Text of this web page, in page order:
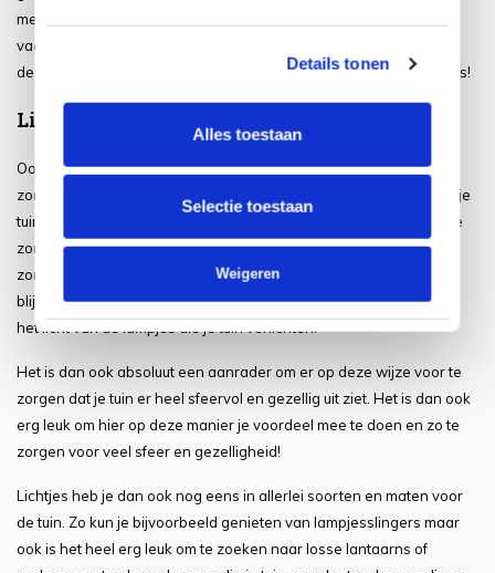
Details tonen
Alles toestaan
Selectie toestaan
Weigeren
mee doen. Aan het einde van de zomer zijn je gewassen dan ook
vaak klaar om geoogst te worden en kun jij dus ook nog heel lang
de heerlijke smaken van de zomer proeven. Als dat geen feestje is!
Lichtjes voor de gezelligheid
Ook de echte sfeerverlichting mag niet ontbreken in een tuin in
zomerse sferen. Ze geven dan ook vaak net dat beetje extra aan je
tuin wat je dus niet wil missen. Het is dan ook heerlijk om juist in de
zomer te genieten van deze lichtjes en zo dus een heerlijke lange
zomeravond te beleven. Je kan op deze wijze dan ook tot laat
blijven zitten buiten en de ondergaande zon gaat gewoon over in
het licht van de lampjes die je tuin verlichten.
Het is dan ook absoluut een aanrader om er op deze wijze voor te
zorgen dat je tuin er heel sfeervol en gezellig uit ziet. Het is dan ook
erg leuk om hier op deze manier je voordeel mee te doen en zo te
zorgen voor veel sfeer en gezelligheid!
Lichtjes heb je dan ook nog eens in allerlei soorten en maten voor
de tuin. Zo kun je bijvoorbeeld genieten van lampjesslingers maar
ook is het heel erg leuk om te zoeken naar losse lantaarns of